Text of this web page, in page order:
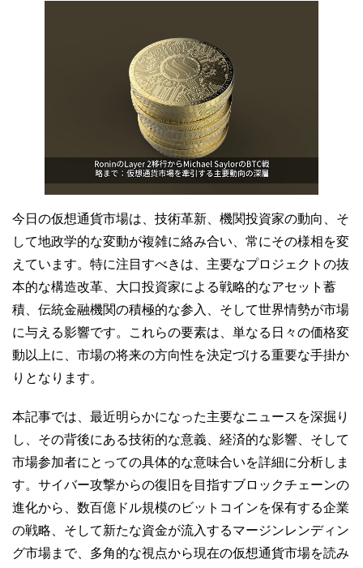
今日の仮想通貨市場は、技術革新、機関投資家の動向、そ
して地政学的な変動が複雑に絡み合い、常にその様相を変
えています。特に注目すべきは、主要なプロジェクトの抜
本的な構造改革、大口投資家による戦略的なアセット蓄
積、伝統金融機関の積極的な参入、そして世界情勢が市場
に与える影響です。これらの要素は、単なる日々の価格変
動以上に、市場の将来の方向性を決定づける重要な手掛か
りとなります。
本記事では、最近明らかになった主要なニュースを深掘り
し、その背後にある技術的な意義、経済的な影響、そして
市場参加者にとっての具体的な意味合いを詳細に分析しま
す。サイバー攻撃からの復旧を目指すブロックチェーンの
進化から、数百億ドル規模のビットコインを保有する企業
の戦略、そして新たな資金が流入するマージンレンディン
グ市場まで、多角的な視点から現在の仮想通貨市場を読み